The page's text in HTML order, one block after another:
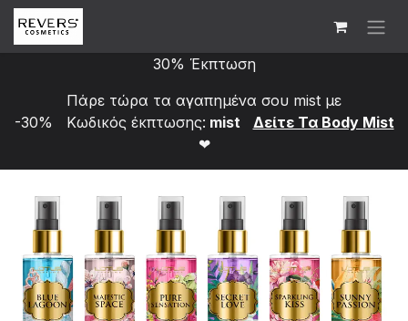
Skip to Content
30% Έκπτωση
Πάρε τώρα τα αγαπημένα σου mist με
-30% Κωδικός έκπτωσης: mist
Δείτε Τα Bod​y Mist
❤